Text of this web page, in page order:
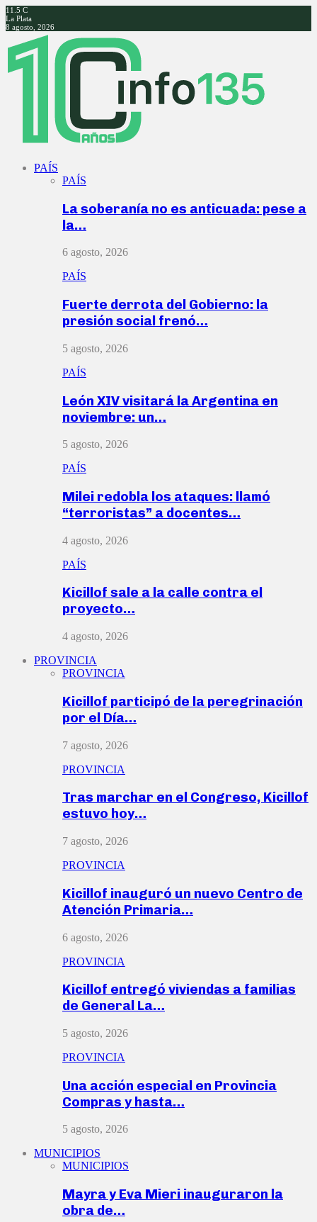
11.5 C
La Plata
8 agosto, 2026
Facebook
Twitter
Instagram
Youtube
PAÍS
PAÍS
La soberanía no es anticuada: pese a
la…
6 agosto, 2026
PAÍS
Fuerte derrota del Gobierno: la
presión social frenó…
5 agosto, 2026
PAÍS
León XIV visitará la Argentina en
noviembre: un…
5 agosto, 2026
PAÍS
Milei redobla los ataques: llamó
“terroristas” a docentes…
4 agosto, 2026
PAÍS
Kicillof sale a la calle contra el
proyecto…
4 agosto, 2026
PROVINCIA
PROVINCIA
Kicillof participó de la peregrinación
por el Día…
7 agosto, 2026
PROVINCIA
Tras marchar en el Congreso, Kicillof
estuvo hoy…
7 agosto, 2026
PROVINCIA
Kicillof inauguró un nuevo Centro de
Atención Primaria…
6 agosto, 2026
PROVINCIA
Kicillof entregó viviendas a familias
de General La…
5 agosto, 2026
PROVINCIA
Una acción especial en Provincia
Compras y hasta…
5 agosto, 2026
MUNICIPIOS
MUNICIPIOS
Mayra y Eva Mieri inauguraron la
obra de…